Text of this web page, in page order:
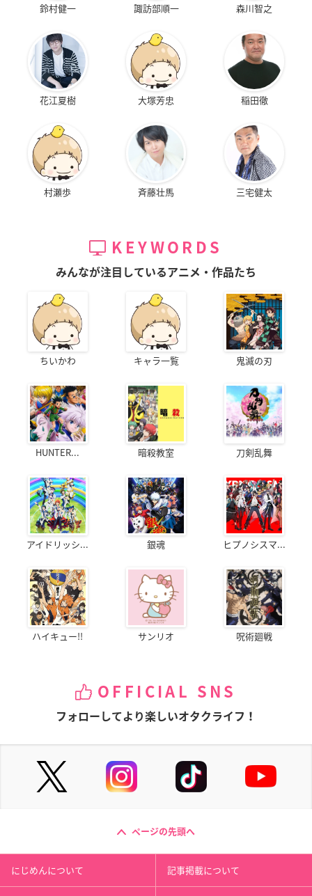
鈴村健一 諏訪部順一 森川智之
花江夏樹 大塚芳忠 稲田徹
村瀬歩 斉藤壮馬 三宅健太
KEYWORDS
みんなが注目しているアニメ・作品たち
ちいかわ キャラ一覧 鬼滅の刃
HUNTER... 暗殺教室 刀剣乱舞
アイドリッシ... 銀魂 ヒプノシスマ...
ハイキュー!! サンリオ 呪術廻戦
OFFICIAL SNS
フォローしてより楽しいオタクライフ！
ページの先頭へ
にじめんについて 記事掲載について